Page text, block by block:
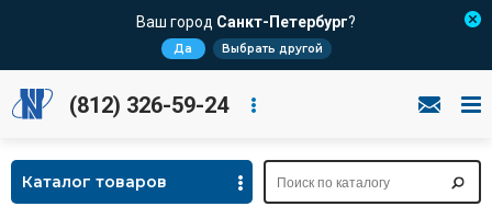
Ваш город Санкт-Петербург?
Да Выбрать другой
(812) 326-59-24
Каталог товаров